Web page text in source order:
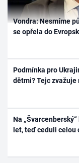
Vondra: Nesmíme
se opřela do
Podmínka pro
dětmi? Tejc zvažuje
Na
let, teď ceduli celou